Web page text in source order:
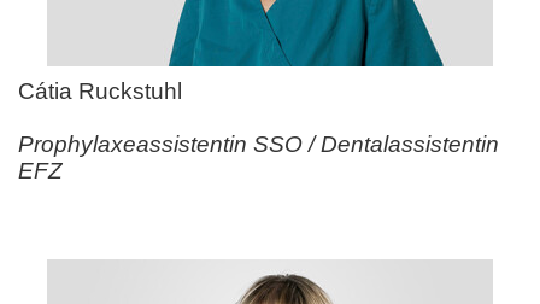
Cátia Ruckstuhl
Prophylaxeassistentin SSO / Dentalassistentin
EFZ